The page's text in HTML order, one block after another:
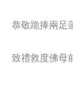
恭敬跪捧兩足
致禮救度佛母